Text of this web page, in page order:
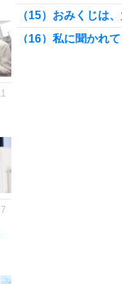
（15）おみくじは
（16）私に聞かれ